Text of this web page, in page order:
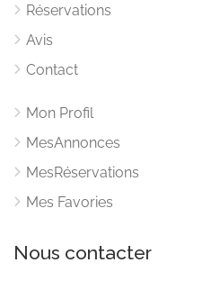
Réservations
Avis
Contact
Mon Profil
MesAnnonces
MesRéservations
Mes Favories
Nous contacter